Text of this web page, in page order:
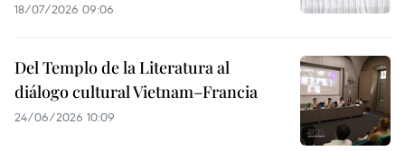
18/07/2026 09:06
Del Templo de la Literatura al
diálogo cultural Vietnam–Francia
24/06/2026 10:09